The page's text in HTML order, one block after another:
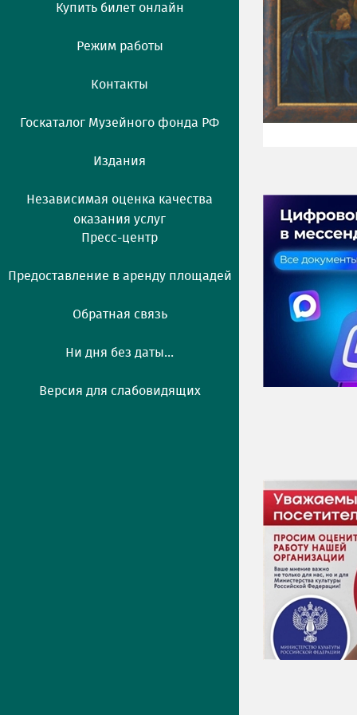
Купить билет онлайн
Режим работы
Контакты
Госкаталог Музейного фонда РФ
Издания
Независимая оценка качества
оказания услуг
Пресс-центр
Предоставление в аренду площадей
Обратная связь
Ни дня без даты...
Версия для слабовидящих